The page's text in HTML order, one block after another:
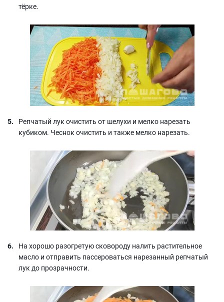
тёрке.
Репчатый лук очистить от шелухи и мелко нарезать
кубиком. Чеснок очистить и также мелко нарезать.
На хорошо разогретую сковороду налить растительное
масло и отправить пассероваться нарезанный репчатый
лук до прозрачности.